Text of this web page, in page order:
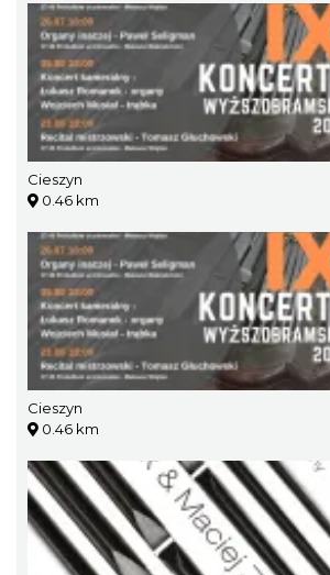
Cieszyn
0.46 km
Cieszyn
0.46 km